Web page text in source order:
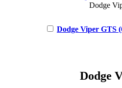
Dodge
Dodge Viper GTS
Dodge